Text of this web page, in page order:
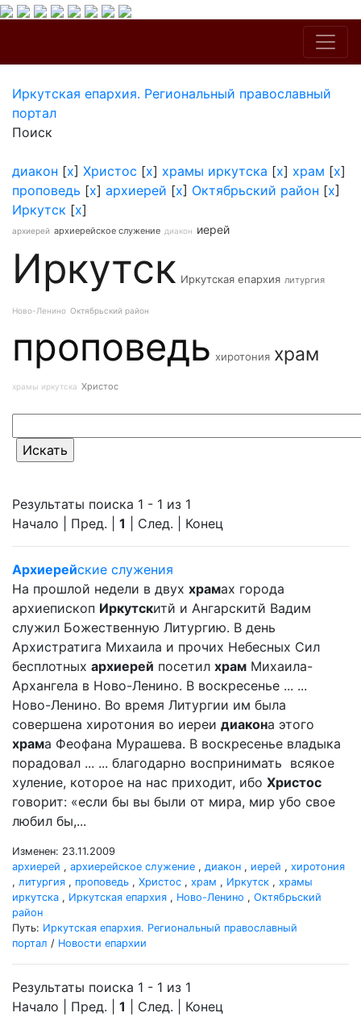
Иркутская епархия. Региональный православный
портал
Поиск
диакон [x] Христос [x] храмы иркутска [x] храм [x]
проповедь [x] архиерей [x] Октябрьский район [x]
Иркутск [x]
архиерей архиерейское служение диакон иерей
Иркутск Иркутская епархия литургия
Ново-Ленино Октябрьский район
проповедь хиротония храм
храмы иркутска Христос
Результаты поиска 1 - 1 из 1
Начало | Пред. | 1 | След. | Конец
Архиерейские служения
На прошлой недели в двух храмах города
архиепископ Иркутскитй и Ангарскитй Вадим
служил Божественную Литургию. В день
Архистратига Михаила и прочих Небесных Сил
бесплотных архиерей посетил храм Михаила-
Архангела в Ново-Ленино. В воскресенье ... ...
Ново-Ленино. Во время Литургии им была
совершена хиротония во иереи диакона этого
храма Феофана Мурашева. В воскресенье владыка
порадовал ... ... благодарно воспринимать всякое
хуление, которое на нас приходит, ибо Христос
говорит: «если бы вы были от мира, мир убо свое
любил бы,...
Изменен: 23.11.2009
архиерей , архиерейское служение , диакон , иерей , хиротония
, литургия , проповедь , Христос , храм , Иркутск , храмы
иркутска , Иркутская епархия , Ново-Ленино , Октябрьский
район
Путь: Иркутская епархия. Региональный православный
портал / Новости епархии
Результаты поиска 1 - 1 из 1
Начало | Пред. | 1 | След. | Конец